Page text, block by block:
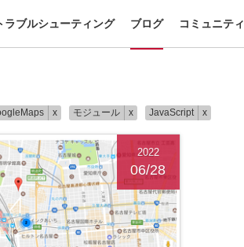
ラブルシューティング ブログ コミュニティ
x モジュール x JavaScript x
2022
06/28